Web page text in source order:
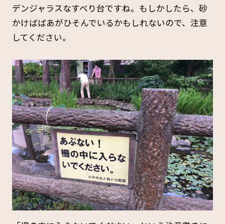
デンジャラスなすべり台ですね。もしかしたら、砂
かけばばあがひそんでいるかもしれないので、注意
してください。